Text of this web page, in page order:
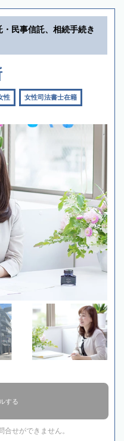
・民事信託、相続手続き
性 女性司法書士在籍
する
せができません。